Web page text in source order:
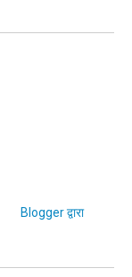
Blogger द्वारा